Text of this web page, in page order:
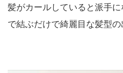
髪がカールしていると派手
で結ぶだけで綺麗目な髪型の